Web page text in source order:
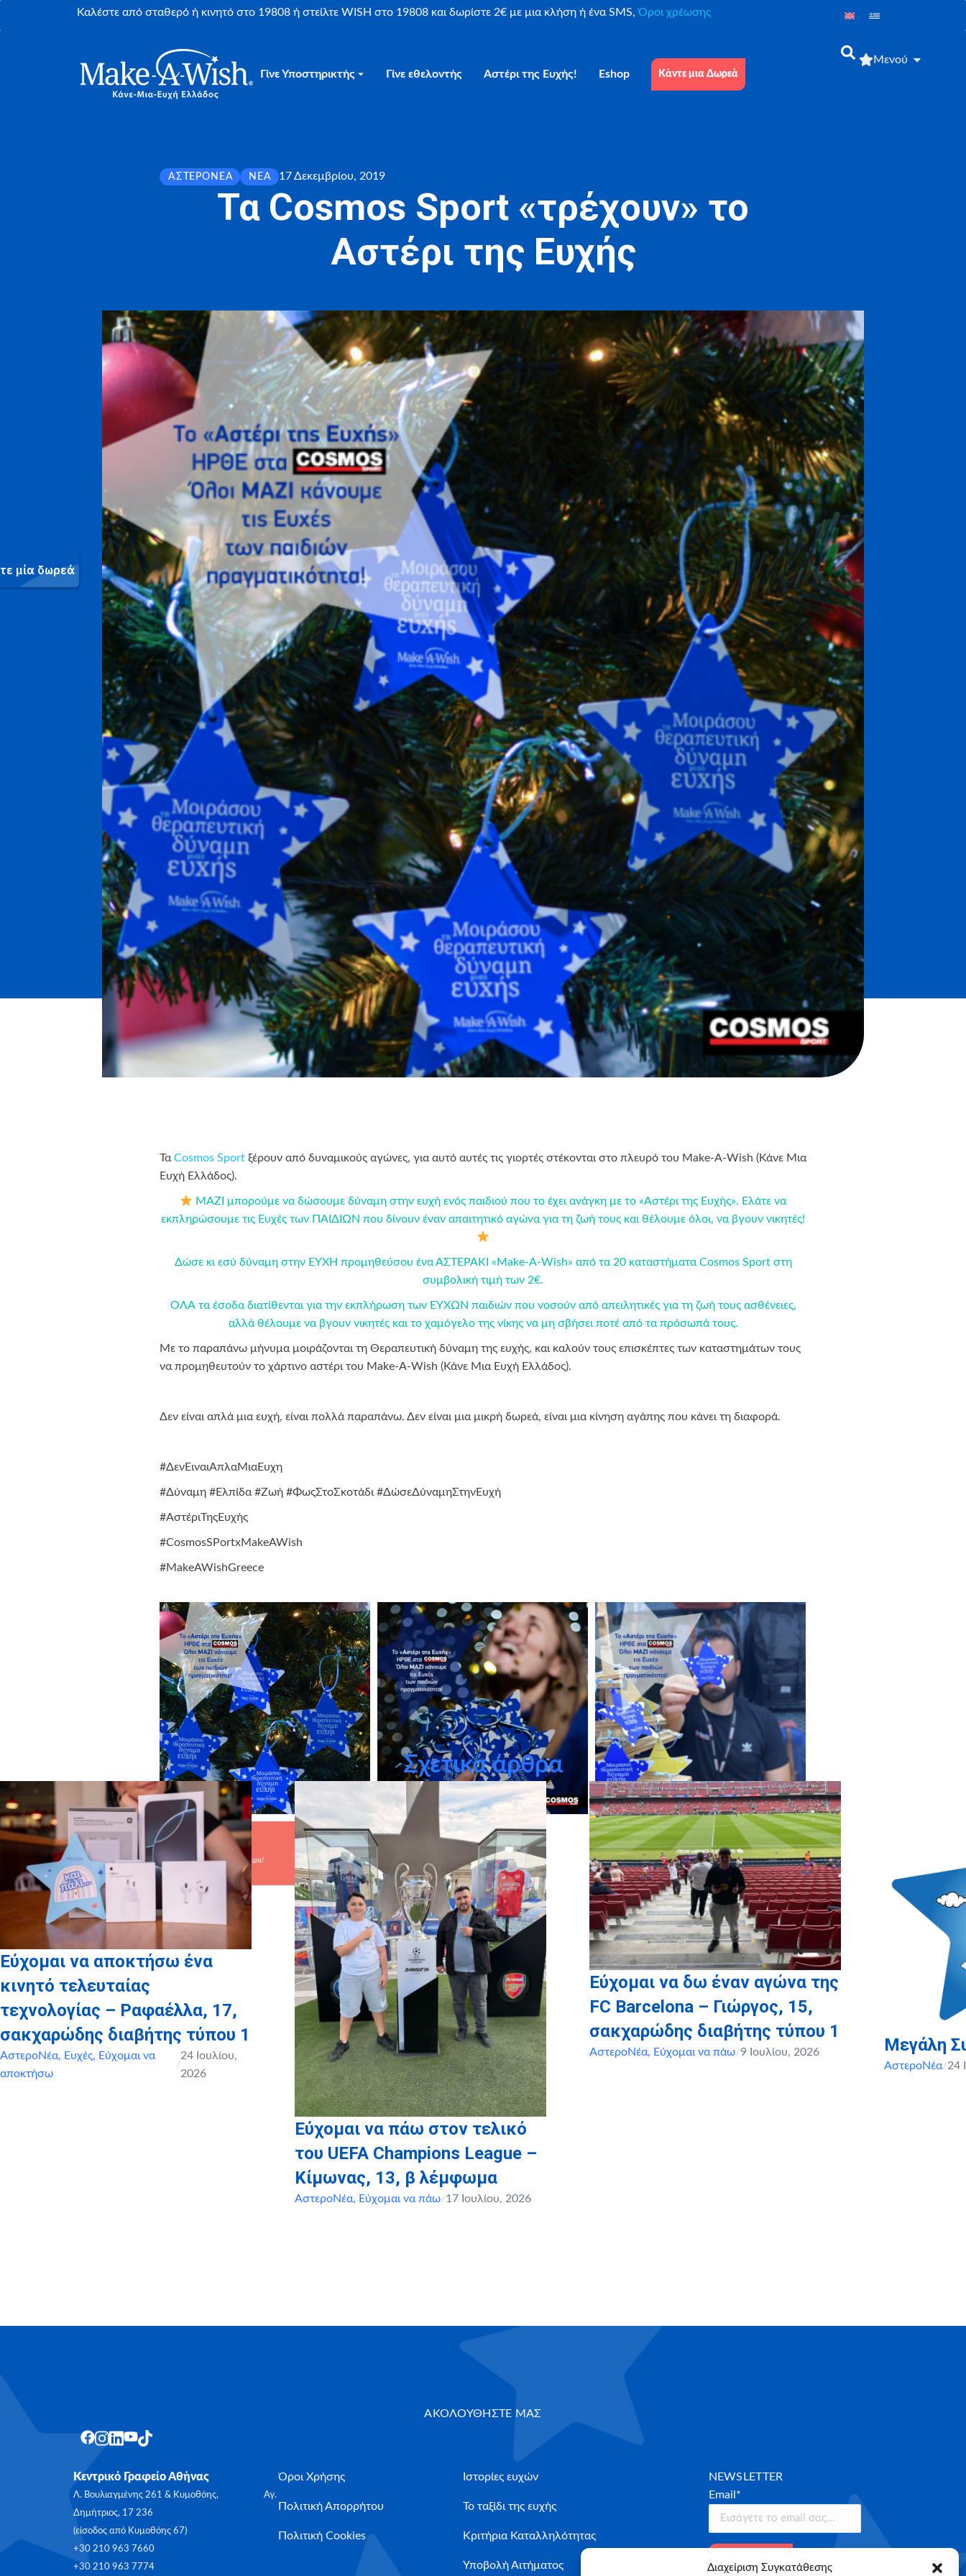
Διαχείριση Συγκατάθεσης
Καλέστε από σταθερό ή κινητό στο 19808 ή στείλτε WISH στο 19808 και δωρίστε 2€ με μια κλήση ή ένα SMS,Όροι χρέωσης
Γίνε Υποστηρικτής Γίνε εθελοντής Αστέρι της Ευχής! Eshop Κάντε μια Δωρεά
Μενού
ΑΣΤΕΡΟΝΈΑ ΝΈΑ 17 Δεκεμβρίου, 2019
Τα Cosmos Sport «τρέχουν» το
Αστέρι της Ευχής
Τα Cosmos Sport ξέρουν από δυναμικούς αγώνες, για αυτό αυτές τις γιορτές στέκονται στο πλευρό του Make-A-Wish (Κάνε Μια
Ευχή Ελλάδος).
ΜΑΖΙ μπορούμε να δώσουμε δύναμη στην ευχή ενός παιδιού που το έχει ανάγκη με το «Αστέρι της Ευχής». Ελάτε να
εκπληρώσουμε τις Ευχές των ΠΑΙΔΙΩΝ που δίνουν έναν απαιτητικό αγώνα για τη ζωή τους και θέλουμε όλοι, να βγουν νικητές!
Δώσε κι εσύ δύναμη στην EYXH προμηθεύσου ένα ΑΣΤΕΡΑΚΙ «Make-A-Wish» από τα 20 καταστήματα Cosmos Sport στη
συμβολική τιμή των 2€.
ΟΛΑ τα έσοδα διατίθενται για την εκπλήρωση των ΕΥΧΩΝ παιδιών που νοσούν από απειλητικές για τη ζωή τους ασθένειες,
αλλά θέλουμε να βγουν νικητές και το χαμόγελο της νίκης να μη σβήσει ποτέ από τα πρόσωπά τους.
Με το παραπάνω μήνυμα μοιράζονται τη Θεραπευτική δύναμη της ευχής, και καλούν τους επισκέπτες των καταστημάτων τους
να προμηθευτούν το χάρτινο αστέρι του Make-A-Wish (Κάνε Μια Ευχή Ελλάδος).
Δεν είναι απλά μια ευχή, είναι πολλά παραπάνω. Δεν είναι μια μικρή δωρεά, είναι μια κίνηση αγάπης που κάνει τη διαφορά.
#ΔενΕιναιΑπλαΜιαΕυχη
#Δύναμη #Ελπίδα #Ζωή #ΦωςΣτοΣκοτάδι #ΔώσεΔύναμηΣτηνΕυχή
#ΑστέριΤηςΕυχής
#CosmosSPortxMakeAWish
#MakeAWishGreece
Σχετικά άρθρα
Εύχομαι να αποκτήσω ένα
κινητό τελευταίας
τεχνολογίας – Ραφαέλλα, 17,
σακχαρώδης διαβήτης τύπου 1
ΑστεροΝέα, Ευχές, Εύχομαι να
αποκτήσω
/
24 Ιουλίου,
2026
Εύχομαι να πάω στον τελικό
του UEFA Champions League –
Κίμωνας, 13, β λέμφωμα
ΑστεροΝέα, Εύχομαι να πάω/17 Ιουλίου, 2026
Εύχομαι να δω έναν αγώνα της
FC Barcelona – Γιώργος, 15,
σακχαρώδης διαβήτης τύπου 1
ΑστεροΝέα, Εύχομαι να πάω/9 Ιουλίου, 2026 Μεγάλη
ΑστεροΝέα/24
ΑΚΟΛΟΥΘΗΣΤΕ ΜΑΣ
Κεντρικό Γραφείο Αθήνας
Λ. Βουλιαγμένης 261 & Κυμοθόης, Αγ.
Δημήτριος, 17 236
(είσοδος από Κυμοθόης 67)
+30 210 963 7660
+30 210 963 7774
Όροι Χρήσης
Πολιτική Απορρήτου
Πολιτική Cookies
Ιστορίες ευχών
Το ταξίδι της ευχής
Κριτήρια Καταλληλότητας
Υποβολή Αιτήματος
NEWSLETTER
Email*